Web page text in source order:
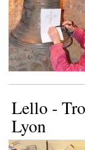
Lello -
Lyon